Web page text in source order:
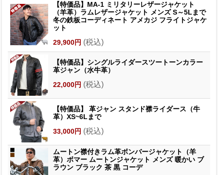
【特価品】MA-1 ミリタリーレザージャケット
（羊革）ラムレザージャケット メンズ S～5Lまで
冬の鉄板コーディネート アメカジ フライトジャケ
ット
29,900円 (税込)
【特価品】シングルライダースツートーンカラー
革ジャン（水牛革）
22,000円 (税込)
【特価品】 革ジャン スタンド襟ライダース（牛
革）XS~6Lまで
33,000円 (税込)
ムートン襟付きラム革ボンバージャケット（羊
革）ボマー ムートンジャケット メンズ 暖かい ブ
ラウン ブラック 茶 黒 コーデ